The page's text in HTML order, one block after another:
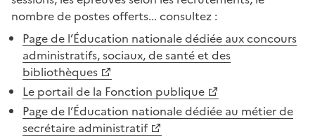
nombre de postes offerts... consultez :
Page de l’Éducation nationale dédiée aux concours
administratifs, sociaux, de santé et des
bibliothèques
Le portail de la Fonction publique
Page de l’Éducation nationale dédiée au métier de
secrétaire administratif